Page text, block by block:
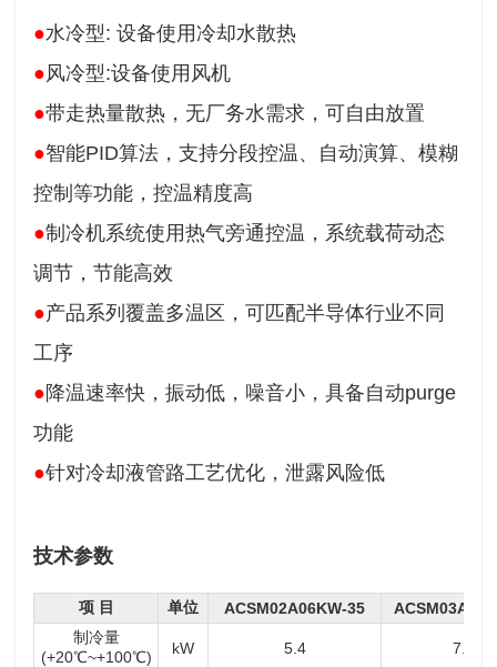
●水冷型: 设备使用冷却水散热
●风冷型:设备使用风机
●带走热量散热，无厂务水需求，可自由放置
●智能PID算法，支持分段控温、自动演算、模糊
控制等功能，控温精度高
●制冷机系统使用热气旁通控温，系统载荷动态
调节，节能高效
●产品系列覆盖多温区，可匹配半导体行业不同
工序
● 降温速率快，振动低，噪音小，具备自动purge
功能
●针对冷却液管路工艺优化，泄露风险低
技术参数
项 目 单位 ACSM02A06KW-35
制冷量
(+20℃~+100℃)
kW 5.4 7.5